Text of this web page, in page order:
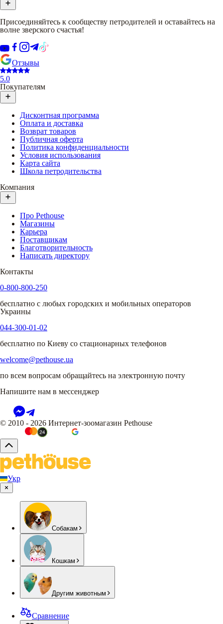
Присоединяйтесь к сообществу петродителей и оставайтесь на
волне зверского счастья!
Отзывы
5.0
Покупателям
Дисконтная программа
Оплата и доставка
Возврат товаров
Публичная оферта
Политика конфиденциальности
Условия использования
Карта сайта
Школа петродительства
Компания
Про Pethouse
Магазины
Карьера
Поставщикам
Благотворительность
Написать директору
Контакты
0-800-800-250
бесплатно с любых городских и мобильных операторов
Украины
044-300-01-02
бесплатно по Киеву со стационарных телефонов
welcome@pethouse.ua
по всем вопросам обращайтесь на электронную почту
Напишите нам в мессенджер
© 2010 - 2026 Интернет-зоомагазин Pethouse
Укр
Собакам
Кошкам
Другим животным
Сравнение